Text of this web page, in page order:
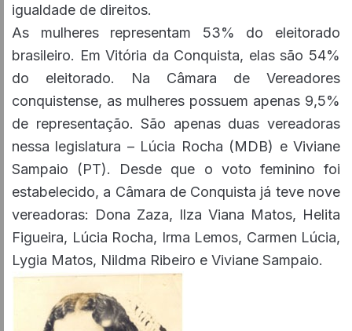
igualdade de direitos.
As mulheres representam 53% do eleitorado
brasileiro. Em Vitória da Conquista, elas são 54%
do eleitorado. Na Câmara de Vereadores
conquistense, as mulheres possuem apenas 9,5%
de representação. São apenas duas vereadoras
nessa legislatura – Lúcia Rocha (MDB) e Viviane
Sampaio (PT). Desde que o voto feminino foi
estabelecido, a Câmara de Conquista já teve nove
vereadoras: Dona Zaza, Ilza Viana Matos, Helita
Figueira, Lúcia Rocha, Irma Lemos, Carmen Lúcia,
Lygia Matos, Nildma Ribeiro e Viviane Sampaio.